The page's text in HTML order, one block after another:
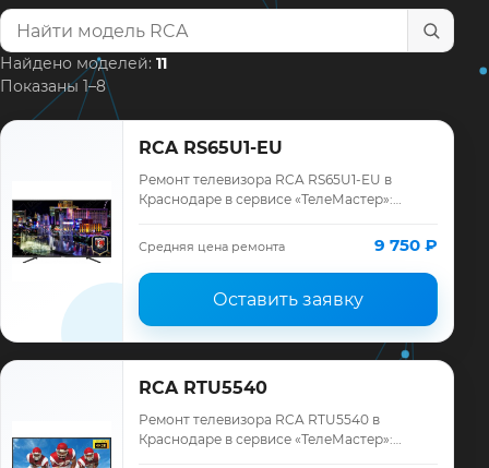
Найти модель телевизора
Найдено моделей: 11
Показаны 1–8
RCA RS65U1-EU
Ремонт телевизора RCA RS65U1-EU в
Краснодаре в сервисе «ТелеМастер»:
ремонта, запчасти и гарантия до 12
месяцев.
Средняя цена ремонта 9 750 ₽
Оставить заявку
RCA RTU5540
Ремонт телевизора RCA RTU5540 в
Краснодаре в сервисе «ТелеМастер»: